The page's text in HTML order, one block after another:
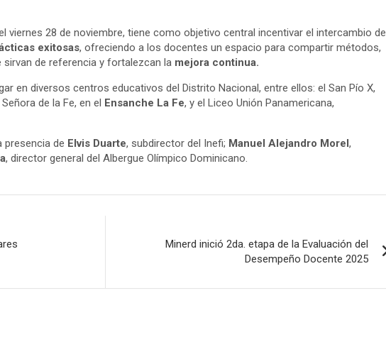
viernes 28 de noviembre, tiene como objetivo central incentivar el intercambio de
exitosas, ofreciendo a los docentes un espacio para compartir métodos,
de referencia y fortalezcan la mejora continua.
en diversos centros educativos del Distrito Nacional, entre ellos: el San Pío X,
de la Fe, en el Ensanche La Fe, y el Liceo Unión Panamericana,
presencia de Elvis Duarte, subdirector del Inefi; Manuel Alejandro Morel ,
, director general del Albergue Olímpico Dominicano.
Minerd inició 2da. etapa de la Evaluación del
Desempeño Docente 2025